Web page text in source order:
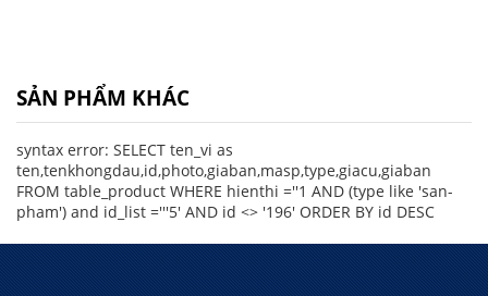
SẢN PHẨM KHÁC
syntax error: SELECT ten_vi as
ten,tenkhongdau,id,photo,giaban,masp,type,giacu,giaban
FROM table_product WHERE hienthi =''1 AND (type like 'san-
pham') and id_list ='''5' AND id <> '196' ORDER BY id DESC